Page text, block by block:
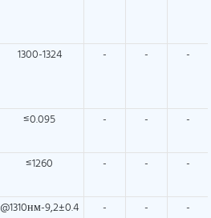
1300-1324 - - -
≤0.095 - - -
≤1260 - - -
@1310нм-9,2±0.4
- - -